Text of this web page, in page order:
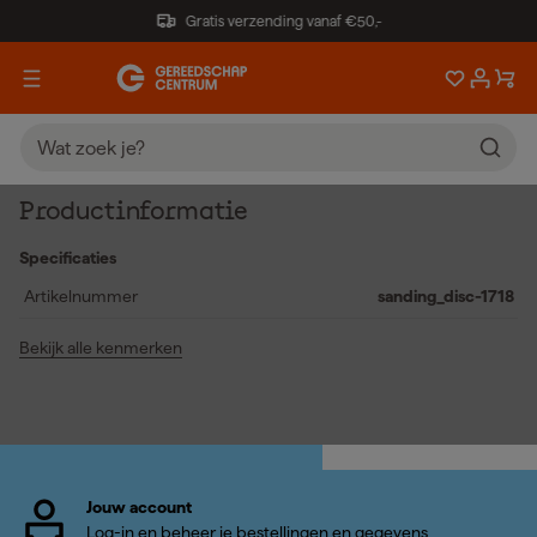
Gratis verzending vanaf €50,-
Productinformatie
Specificaties
Artikelnummer
sanding_disc-1718
Bekijk alle kenmerken
Jouw account
Log-in en beheer je bestellingen en gegevens